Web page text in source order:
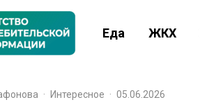
Еда ЖКХ
· Интересное · 05.06.2026